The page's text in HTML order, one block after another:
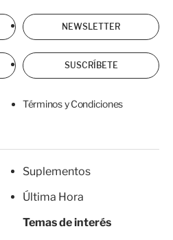
NEWSLETTER
SUSCRÍBETE
Términos y Condiciones
Suplementos
Última Hora
Temas de interés